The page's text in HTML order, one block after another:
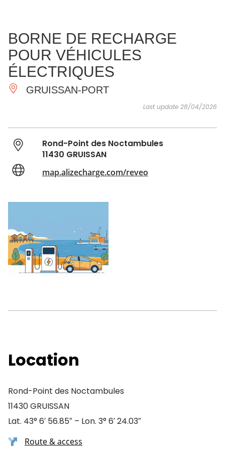
ESSENTIAL
AND
DO
INSPIRATIONS AGENDA
BORNE DE RECHARGE
POUR VÉHICULES
ÉLECTRIQUES
GRUISSAN-PORT
Last update 28/04/2026
Rond-Point des Noctambules
11430 GRUISSAN
map.alizecharge.com/reveo
Location
Rond-Point des Noctambules
11430 GRUISSAN
Lat. 43° 6′ 56.85″ – Lon. 3° 6′ 24.03″
Route & access